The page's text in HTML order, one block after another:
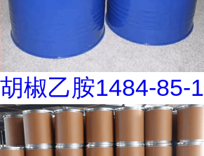
胡椒乙胺1484-85-1